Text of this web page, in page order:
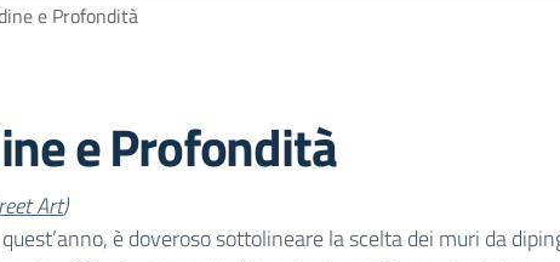
e Profondità
e Profondità
Art)
è doveroso sottolineare la scelta dei muri da